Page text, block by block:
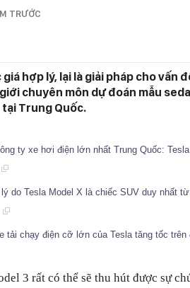
TRƯỚC
giá hợp lý, lại là giải pháp cho
chuyên môn dự đoán mẫu
Trung Quốc.
ty xe hơi điện lớn nhất Trung Quốc:
do Tesla Model X là chiếc SUV duy nhất
tải chạy điện cỡ lớn của Tesla tăng tốc
3 rất có thể sẽ thu hút được sự